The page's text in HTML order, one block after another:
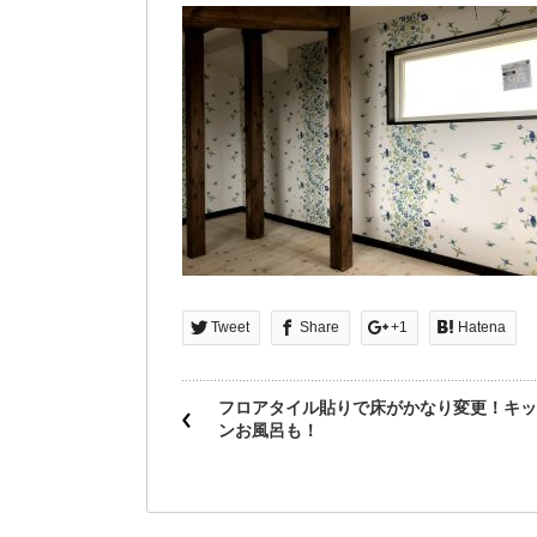
Tweet Share +1 Hatena
フロアタイル貼りで床がかなり変更！キ
ンお風呂も！